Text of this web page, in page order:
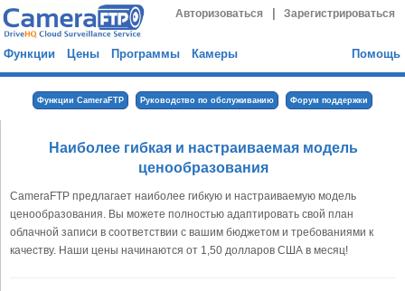
Авторизоваться Зарегистрироваться
Функции Цены Программы Камеры Помощь
Функции CameraFTP Руководство по обслуживанию Форум поддержки
Наиболее гибкая и настраиваемая модель
ценообразования
CameraFTP предлагает наиболее гибкую и настраиваемую модель
ценообразования. Вы можете полностью адаптировать свой план
облачной записи в соответствии с вашим бюджетом и требованиями к
качеству. Наши цены начинаются от 1,50 долларов США в месяц!